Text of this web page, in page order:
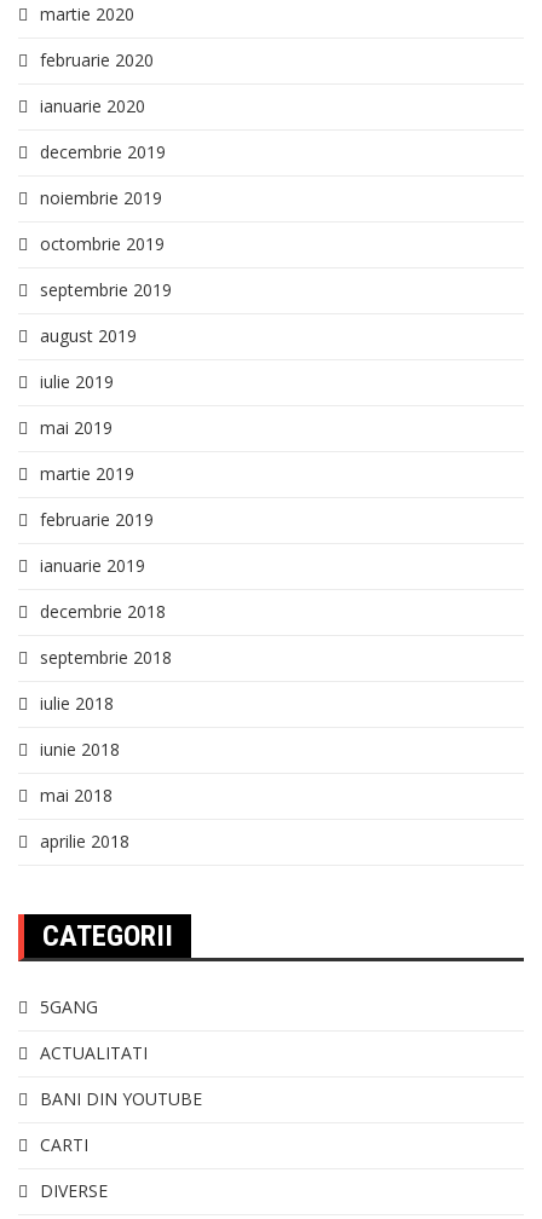
martie 2020
februarie 2020
ianuarie 2020
decembrie 2019
noiembrie 2019
octombrie 2019
septembrie 2019
august 2019
iulie 2019
mai 2019
martie 2019
februarie 2019
ianuarie 2019
decembrie 2018
septembrie 2018
iulie 2018
iunie 2018
mai 2018
aprilie 2018
CATEGORII
5GANG
ACTUALITATI
BANI DIN YOUTUBE
CARTI
DIVERSE